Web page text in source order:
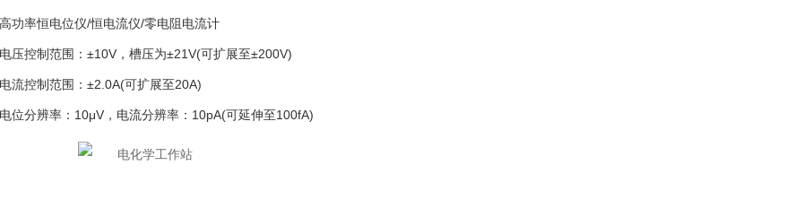
率恒电位仪/恒电流仪/零电阻电流计
控制范围：±10V，槽压为±21V(可扩展至±200V)
控制范围：±2.0A(可扩展至20A)
分辨率：10μV，电流分辨率：10pA(可延伸至100fA)